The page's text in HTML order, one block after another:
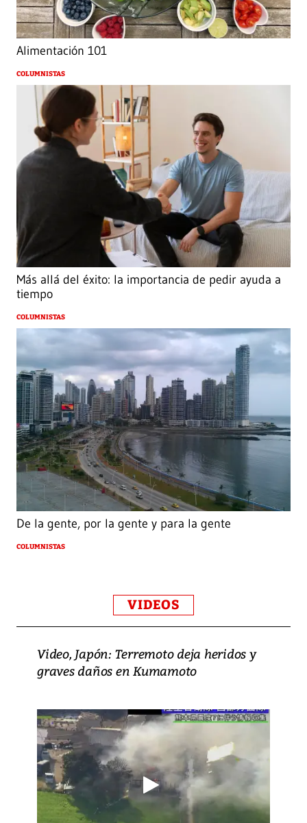
Alimentación 101
COLUMNISTAS
Más allá del éxito: la importancia de pedir ayuda a
tiempo
COLUMNISTAS
De la gente, por la gente y para la gente
COLUMNISTAS
VIDEOS
Video, Japón: Terremoto deja heridos y
graves daños en Kumamoto